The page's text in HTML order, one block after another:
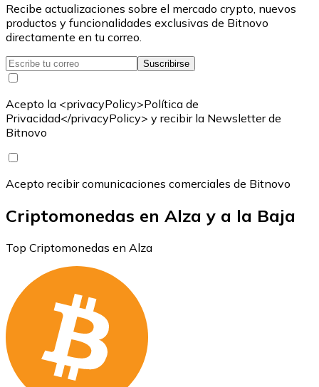
Recibe actualizaciones sobre el mercado crypto, nuevos
productos y funcionalidades exclusivas de Bitnovo
directamente en tu correo.
Suscribirse
Acepto la <privacyPolicy>Política de
Privacidad</privacyPolicy> y recibir la Newsletter de
Bitnovo
Acepto recibir comunicaciones comerciales de Bitnovo
Criptomonedas en Alza y a la Baja
Top Criptomonedas en Alza